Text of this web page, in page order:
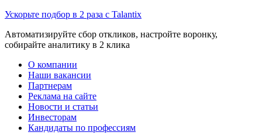
Ускорьте подбор в 2 раза с Talantix
Автоматизируйте сбор откликов, настройте воронку,
собирайте аналитику в 2 клика
О компании
Наши вакансии
Партнерам
Реклама на сайте
Новости и статьи
Инвесторам
Кандидаты по профессиям